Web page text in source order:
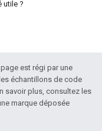
utile ?
est régi par une
échantillons de code
savoir plus, consultez les
marque déposée